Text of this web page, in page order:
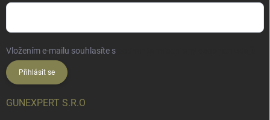
Vložením e-mailu souhlasíte s
Přihlásit se
GUNEXPERT S.R.O